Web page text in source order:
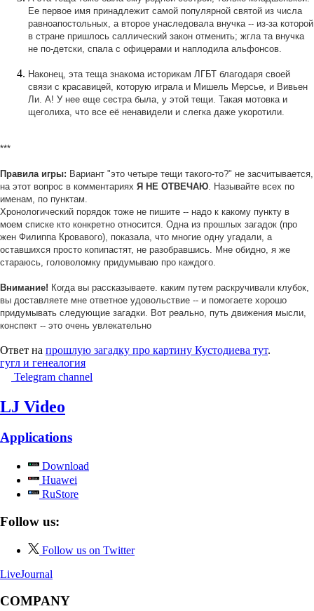
Ее первое имя принадлежит самой популярной святой из числа
равноапостольных, а второе унаследовала внучка -- из-за которой
в стране пришлось саллический закон отменить; жгла та внучка
не по-детски, спала с офицерами и наплодила альфонсов.
Наконец, эта теща знакома историкам ЛГБТ благодаря своей
связи с красавицей, которую играла и Мишель Мерсье, и Вивьен
Ли. А! У нее еще сестра была, у этой тещи. Такая мотовка и
щеголиха, что все её ненавидели и слегка даже укоротили.
***
Правила игры: Вариант "это четыре тещи такого-то?" не засчитывается,
на этот вопрос в комментариях Я НЕ ОТВЕЧАЮ . Называйте всех по
именам, по пунктам.
Хронологический порядок тоже не пишите -- надо к какому пункту в
моем списке кто конкретно относится. Одна из прошлых загадок (про
жен Филиппа Кровавого), показала, что многие одну угадали, а
оставшихся просто копипастят, не разобравшись. Мне обидно, я же
стараюсь, головоломку придумываю про каждого.
Внимание! Когда вы рассказываете. каким путем раскручивали клубок,
вы доставляете мне ответное удовольствие -- и помогаете хорошо
придумывать следующие загадки. Вот реально, путь движения мысли,
конспект -- это очень увлекательно
Ответ на прошлую загадку про картину Кустодиева тут.
гугл и генеалогия
Telegram channel
LJ Video
Applications
Download
Huawei
RuStore
Follow us:
Follow us on Twitter
LiveJournal
COMPANY